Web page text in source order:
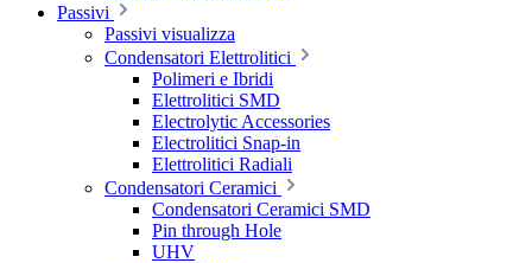
Passivi
Passivi visualizza
Condensatori Elettrolitici
Polimeri e Ibridi
Elettrolitici SMD
Electrolytic Accessories
Electrolitici Snap-in
Elettrolitici Radiali
Condensatori Ceramici
Condensatori Ceramici SMD
Pin through Hole
UHV